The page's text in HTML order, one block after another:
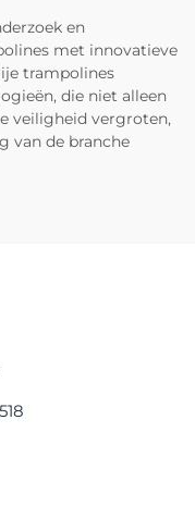
en
met innovatieve
trampolines
die niet alleen
veiligheid vergroten,
van de branche